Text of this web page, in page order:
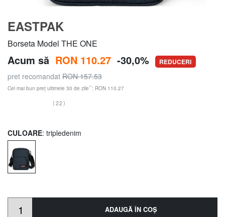
EASTPAK
Borseta Model THE ONE
Acum să RON 110.27 -30,0% REDUCERI
pret recomandat RON 157.53
Cel mai bun preț ultimele 30 de zile**: RON 110.27
(22)
CULOARE: tripledenim
ADAUGĂ ÎN COŞ